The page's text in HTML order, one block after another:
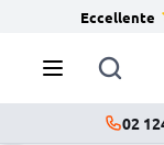
Eccellente
02